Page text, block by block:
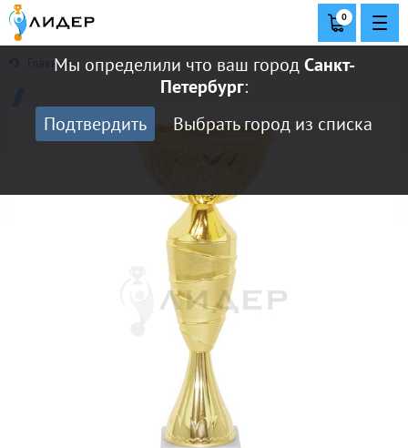
Мы определили что ваш городСанкт-
Петербург:
Подтвердить
Выбрать город из списка
0
Главная